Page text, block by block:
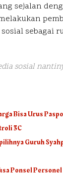
sejalan
sebagai
sosial
Bisa Urus
3C
Guruh
Ponsel Personel